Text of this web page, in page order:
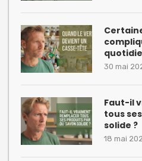
30 mai
Faut-il
tous
solide ?
18 mai